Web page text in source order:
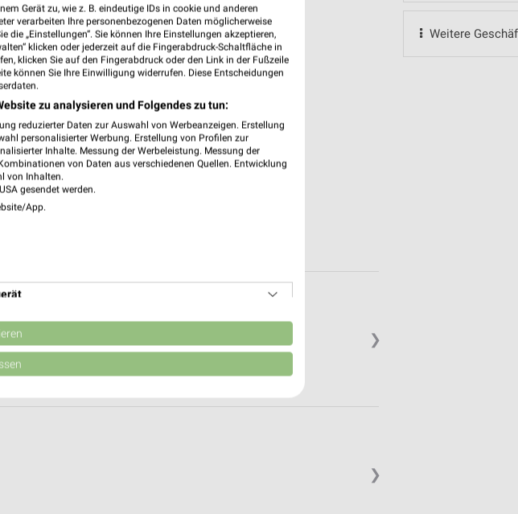
Weitere
– App jetzt laden oder QR-Code scannen.
❯
❯
Gerät zu, wie z. B. eindeutige IDs in cookie und anderen
verarbeiten Ihre personenbezogenen Daten möglicherweise
„Einstellungen“. Sie können Ihre Einstellungen akzeptieren,
klicken oder jederzeit auf die Fingerabdruck-Schaltfläche in
klicken Sie auf den Fingerabdruck oder den Link in der Fußzeile
können Sie Ihre Einwilligung widerrufen. Diese Entscheidungen
zu analysieren und Folgendes zu tun:
reduzierter Daten zur Auswahl von Werbeanzeigen. Erstellung
personalisierter Werbung. Erstellung von Profilen zur
Inhalte. Messung der Werbeleistung. Messung der
von Daten aus verschiedenen Quellen. Entwicklung
von Inhalten.
gesendet werden.
App.